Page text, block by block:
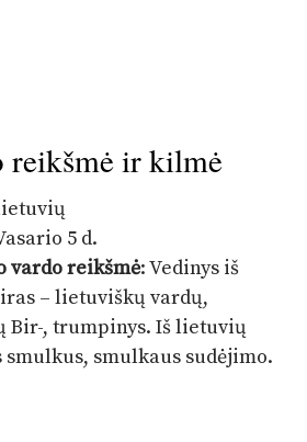
reikšmė ir kilmė
5 d.
vardo reikšmė: Vedinys iš
– lietuviškų vardų,
Bir-, trumpinys. Iš lietuvių
smulkaus sudėjimo.